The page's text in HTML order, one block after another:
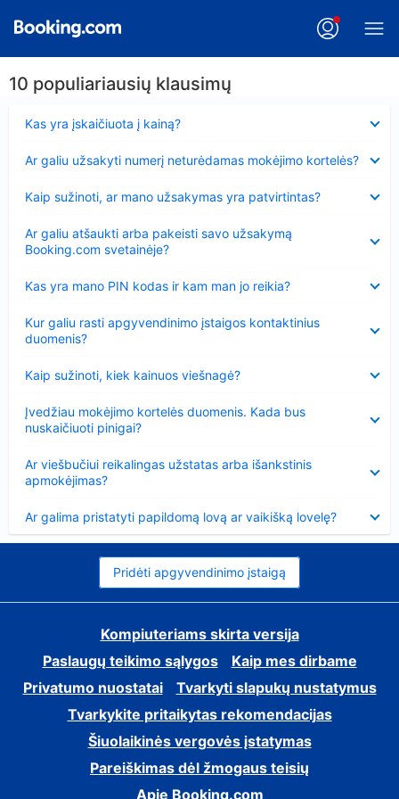
10 populiariausių klausimų
Kas yra įskaičiuota į kainą?
Ar galiu užsakyti numerį neturėdamas mokėjimo kortelės?
Kaip sužinoti, ar mano užsakymas yra patvirtintas?
Ar galiu atšaukti arba pakeisti savo užsakymą
Booking.com svetainėje?
Kas yra mano PIN kodas ir kam man jo reikia?
Kur galiu rasti apgyvendinimo įstaigos kontaktinius
duomenis?
Kaip sužinoti, kiek kainuos viešnagė?
Įvedžiau mokėjimo kortelės duomenis. Kada bus
nuskaičiuoti pinigai?
Ar viešbučiui reikalingas užstatas arba išankstinis
apmokėjimas?
Ar galima pristatyti papildomą lovą ar vaikišką lovelę?
Pridėti apgyvendinimo įstaigą
Kompiuteriams skirta versija
Paslaugų teikimo sąlygos
Kaip mes dirbame
Privatumo nuostatai
Tvarkyti slapukų nustatymus
Tvarkykite pritaikytas rekomendacijas
Šiuolaikinės vergovės įstatymas
Pareiškimas dėl žmogaus teisių
Apie Booking.com